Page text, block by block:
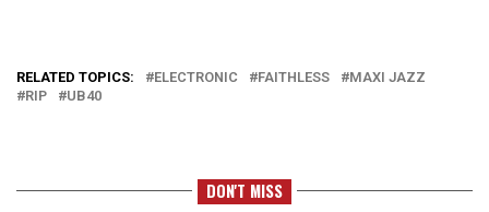
RELATED TOPICS: ELECTRONIC FAITHLESS
MAXI JAZZ
RIP
UB40
DON'T MISS